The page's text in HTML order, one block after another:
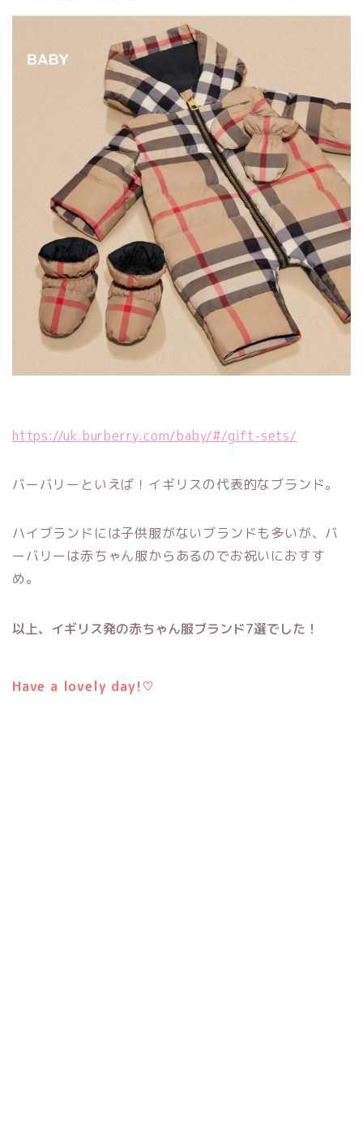
https://uk.burberry.com/baby/#/gift-sets/
バーバリーといえば！イギリスの代表的なブランド。
ハイブランドには子供服がないブランドも多いが、バ
ーバリーは赤ちゃん服からあるのでお祝いにおすす
め。
以上、イギリス発の赤ちゃん服ブランド7選でした！
Have a lovely day! ♡